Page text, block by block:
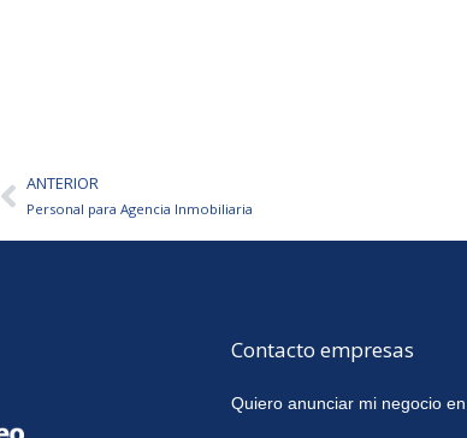
AntANTERIOR
Personal para Agencia Inmobiliaria
Contacto empresas
Quiero anunciar mi negocio